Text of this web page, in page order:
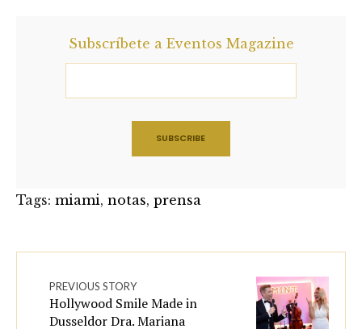
Subscríbete a Eventos Magazine
Tags: miami, notas, prensa
PREVIOUS STORY
Hollywood Smile Made in
Dusseldor Dra. Mariana